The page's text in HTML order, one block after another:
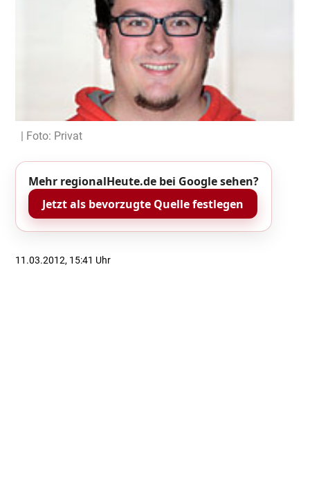
| Foto: Privat
Mehr regionalHeute.de bei Google sehen?
Jetzt als bevorzugte Quelle festlegen
11.03.2012, 15:41 Uhr